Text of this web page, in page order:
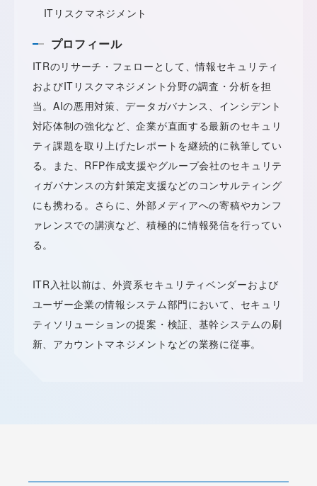
ITリスクマネジメント
プロフィール
ITRのリサーチ・フェローとして、情報セキュリティ
およびITリスクマネジメント分野の調査・分析を担
当。AIの悪用対策、データガバナンス、インシデント
対応体制の強化など、企業が直面する最新のセキュリ
ティ課題を取り上げたレポートを継続的に執筆してい
る。また、RFP作成支援やグループ会社のセキュリテ
ィガバナンスの方針策定支援などのコンサルティング
にも携わる。さらに、外部メディアへの寄稿やカンフ
ァレンスでの講演など、積極的に情報発信を行ってい
る。
ITR入社以前は、外資系セキュリティベンダーおよび
ユーザー企業の情報システム部門において、セキュリ
ティソリューションの提案・検証、基幹システムの刷
新、アカウントマネジメントなどの業務に従事。